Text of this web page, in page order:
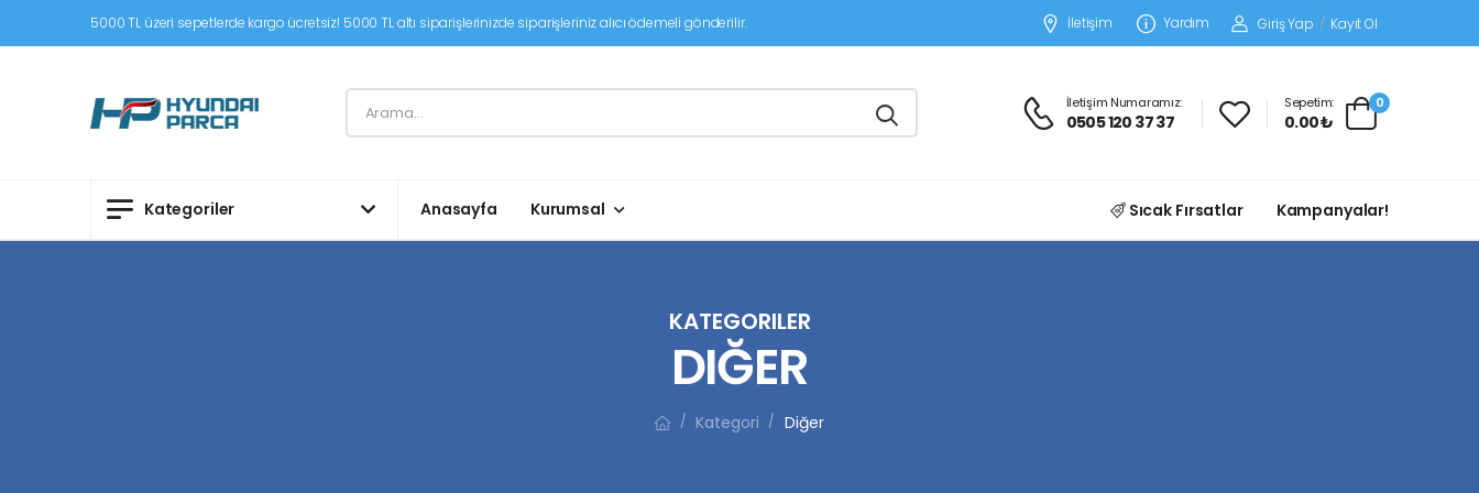
5000 TL üzeri sepetlerde kargo ücretsiz! 5000 TL altı siparişlerinizde siparişleriniz alıcı ödemeli gönderilir. İletişim Yardım Giriş Yap / Kayıt Ol
İletişim Numaramız:
0505 120 37 37
Sepetim:
0.00 ₺
0
Kategoriler Anasayfa Kurumsal Sıcak Fırsatlar Kampanyalar!
KATEGORILER
DIĞER
/ Kategori / Diğer